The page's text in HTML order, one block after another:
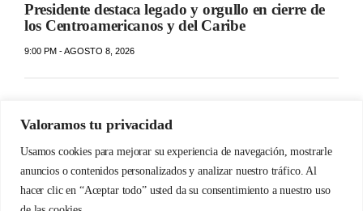
Valoramos tu privacidad
Usamos cookies para mejorar su experiencia de navegación, mostrarle
anuncios o contenidos personalizados y analizar nuestro tráfico. Al
hacer clic en “Aceptar todo” usted da su consentimiento a nuestro uso
Presidente destaca legado y orgullo en cierre de
los Centroamericanos y del Caribe
9:00 PM - AGOSTO 8, 2026